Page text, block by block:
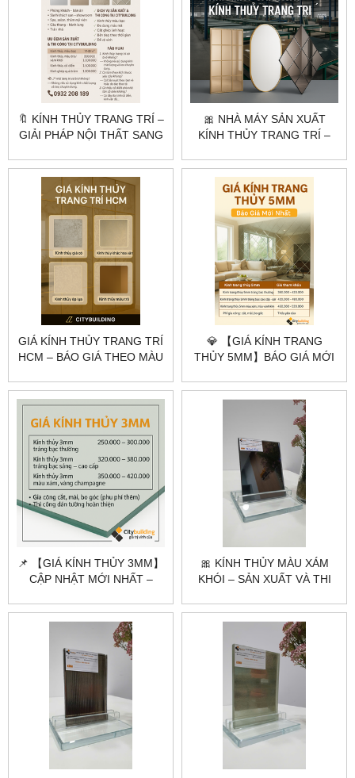
🔖 KÍNH THỦY TRANG TRÍ –
GIẢI PHÁP NỘI THẤT SANG
🎀 NHÀ MÁY SẢN XUẤT
KÍNH THỦY TRANG TRÍ –
YÊU CẦU
GIÁ KÍNH THỦY TRANG TRÍ
HCM – BÁO GIÁ THEO MÀU
THI CÔNG | CITYBUILDING
💎 【GIÁ KÍNH TRANG
THỦY 5MM】BÁO GIÁ MỚI
CẦU
📌 【GIÁ KÍNH THỦY 3MM】
CẬP NHẬT MỚI NHẤT –
🎀 KÍNH THỦY MÀU XÁM
KHÓI – SẢN XUẤT VÀ THI
CITYBUILDING